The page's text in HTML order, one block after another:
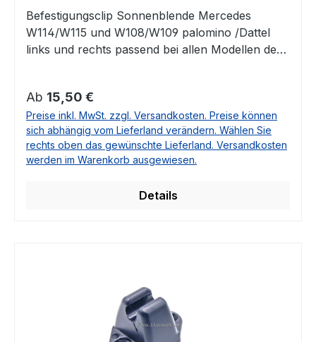
Befestigungsclip Sonnenblende Mercedes
W114/W115 und W108/W109 palomino /Dattel
links und rechts passend bei allen Modellen der
Regulärer Preis:
Ab 15,50 €
Preise inkl. MwSt. zzgl. Versandkosten. Preise können
sich abhängig vom Lieferland verändern. Wählen Sie
rechts oben das gewünschte Lieferland. Versandkosten
werden im Warenkorb ausgewiesen.
Details